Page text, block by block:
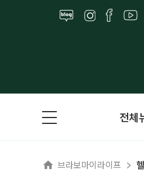
전체
브라보마이라이프